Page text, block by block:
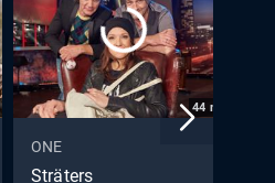
44 min
ONE
Sträters